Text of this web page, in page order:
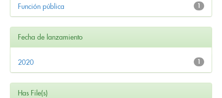
1
Función pública
Fecha de lanzamiento
1
2020
Has File(s)